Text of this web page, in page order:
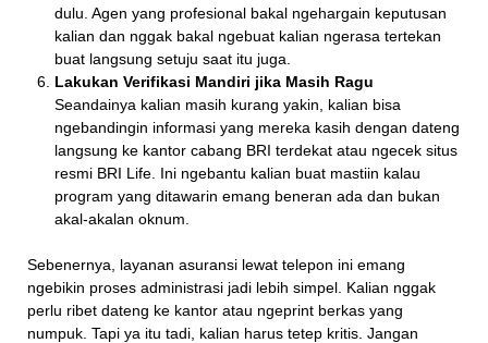
dulu. Agen yang profesional bakal ngehargain keputusan
kalian dan nggak bakal ngebuat kalian ngerasa tertekan
buat langsung setuju saat itu juga.
Lakukan Verifikasi Mandiri jika Masih Ragu
Seandainya kalian masih kurang yakin, kalian bisa
ngebandingin informasi yang mereka kasih dengan dateng
langsung ke kantor cabang BRI terdekat atau ngecek situs
resmi BRI Life. Ini ngebantu kalian buat mastiin kalau
program yang ditawarin emang beneran ada dan bukan
akal-akalan oknum.
Sebenernya, layanan asuransi lewat telepon ini emang
ngebikin proses administrasi jadi lebih simpel. Kalian nggak
perlu ribet dateng ke kantor atau ngeprint berkas yang
numpuk. Tapi ya itu tadi, kalian harus tetep kritis. Jangan